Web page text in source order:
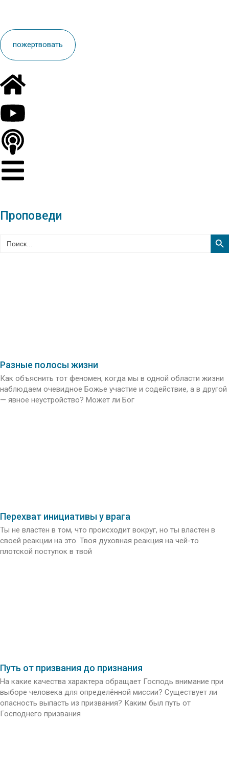
пoжертвовать
Проповеди
for:
Разные полосы жизни
Как объяснить тот феномен, когда мы в одной области жизни
наблюдаем очевидное Божье участие и содействие, а в другой
— явное неустройство? Может ли Бог
Перехват инициативы у врага
Ты не властен в том, что происходит вокруг, но ты властен в
своей реакции на это. Твоя духовная реакция на чей-то
плотской поступок в твой
Путь от призвания до признания
На какие качества характера обращает Господь внимание при
выборе человека для определённой миссии? Существует ли
опасность выпасть из призвания? Каким был путь от
Господнего призвания